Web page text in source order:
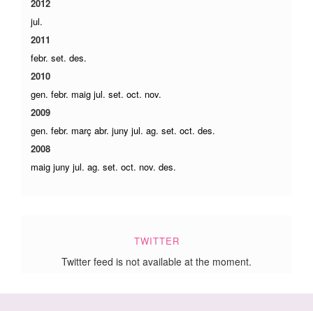
2012
jul.
2011
febr. set. des.
2010
gen. febr. maig jul. set. oct. nov.
2009
gen. febr. març abr. juny jul. ag. set. oct. des.
2008
maig juny jul. ag. set. oct. nov. des.
TWITTER
Twitter feed is not available at the moment.